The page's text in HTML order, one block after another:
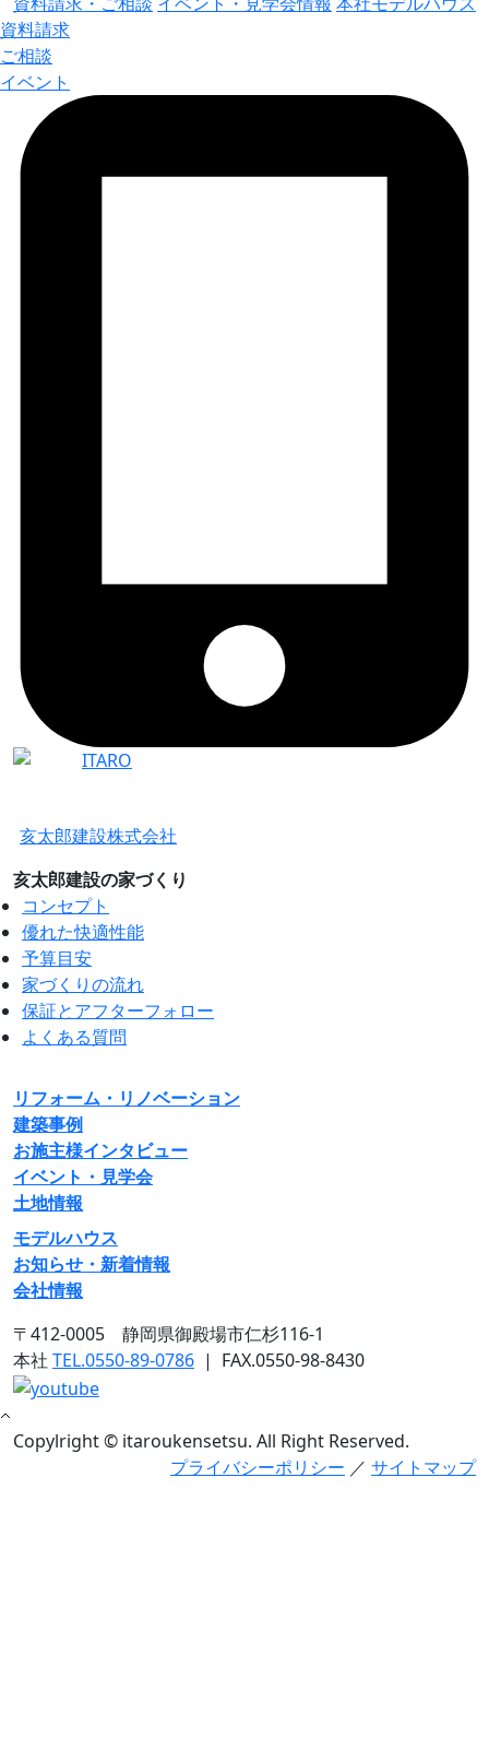
資料請求
ご相談
イベント
亥太郎建設株式会社
亥太郎建設の家づくり
コンセプト
優れた快適性能
予算目安
家づくりの流れ
保証とアフターフォロー
よくある質問
リフォーム・リノベーション
建築事例
お施主様インタビュー
イベント・見学会
土地情報
モデルハウス
お知らせ・新着情報
会社情報
〒412-0005 静岡県御殿場市仁杉116-1
本社 TEL.0550-89-0786 | FAX.0550-98-8430
Copylright © itaroukensetsu. All Right Reserved.
プライバシーポリシー ／ サイトマップ